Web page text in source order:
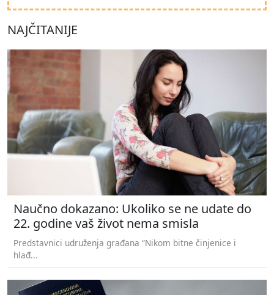
NAJČITANIJE
Naučno dokazano: Ukoliko se ne udate do
22. godine vaš život nema smisla
Predstavnici udruženja građana “Nikom bitne činjenice i
hlađ...